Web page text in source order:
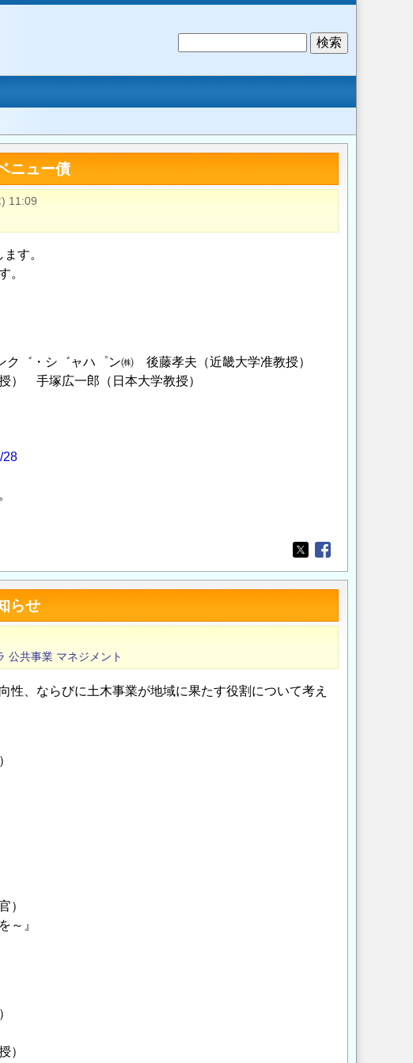
ニュー債
11:09
す。
。
・シ゛ャハ゜ン㈱ 後藤孝夫（近畿大学准教授）
塚広一郎（日本大学教授）
28
Opens in a new
Opens in a new
らせ
公共事業 マネジメント
、ならびに土木事業が地域に果たす役割について考え
）
～』
）